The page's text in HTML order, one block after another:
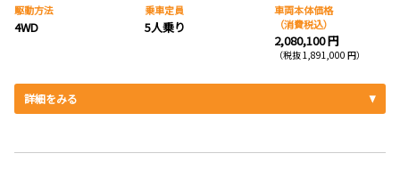
駆動方法
4WD
乗車定員
5人乗り
車両本体価格
（消費税込）
2,080,100 円
（税抜 1,891,000 円）
詳細をみる